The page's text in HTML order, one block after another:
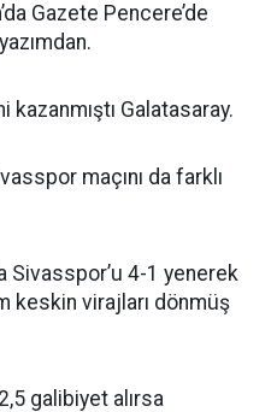
Gazete Pencere’de
Galatasaray.
maçını da farklı
Sivasspor’u 4-1 yenerek
keskin virajları dönmüş
galibiyet alırsa